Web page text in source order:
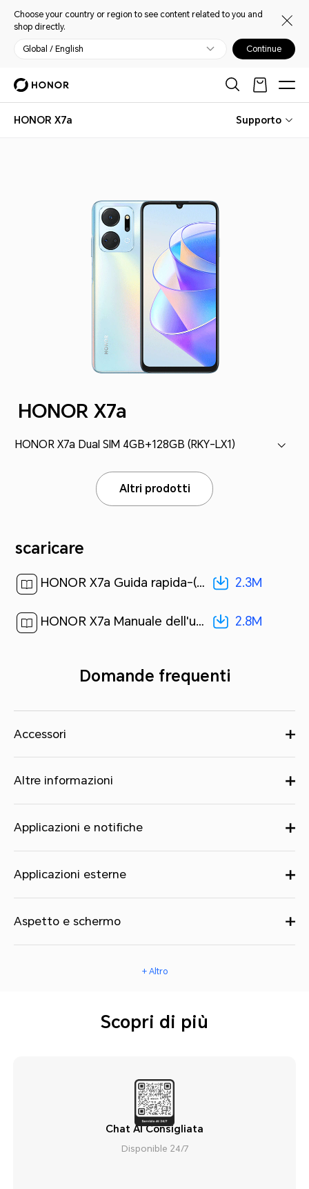
Choose your country or region to see content related to you and
shop directly.
Global / English Continue
HONOR X7a Supporto
HONOR X7a
HONOR X7a Dual SIM 4GB+128GB (RKY-LX1)
Altri prodotti
scaricare
HONOR X7a Guida rapida-(Magic UI 6.1_01,RKY-LX1,it)[ 2.3M ] 2.3M
HONOR X7a Manuale dell'utente-(Magic UI 6.1_01,it)[ 2.8M ] 2.8M
Domande frequenti
Accessori
Altre informazioni
Applicazioni e notifiche
Applicazioni esterne
Aspetto e schermo
+ Altro
Scopri di più
Chat AI Consigliata
Disponible 24/7